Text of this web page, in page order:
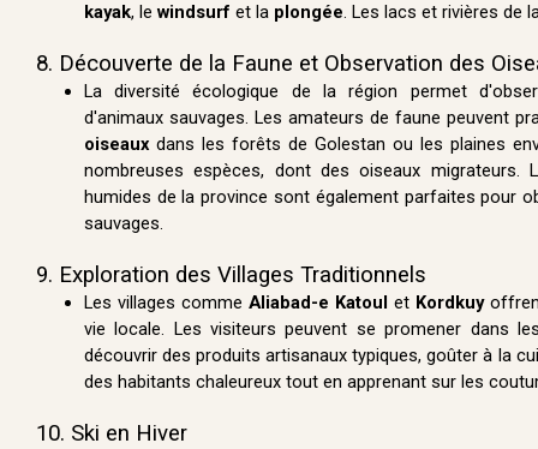
kayak, le windsurf et la plongée. Les lacs et rivières de
8. Découverte de la Faune et Observation des
La diversité écologique de la région permet
d'animaux sauvages. Les amateurs de faune peuvent
oiseauxdans les forêts de Golestan ou les plaines
nombreuses espèces, dont des oiseaux
humides de la province sont également parfaites pour
sauvages.
9. Exploration des Villages Traditionnels
Les villages comme Aliabad-e Katoul et Kordkuy
vie locale. Les visiteurs peuvent se promener dans
découvrir des produits artisanaux typiques, goûter à la
des habitants chaleureux tout en apprenant sur les
10. Ski en Hiver